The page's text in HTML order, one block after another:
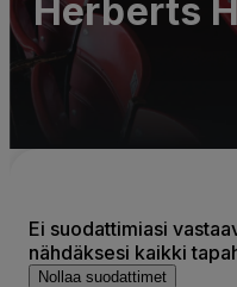
Herberts
Ei suodattimiasi
nähdäksesi kaikki
Nollaa suodattimet